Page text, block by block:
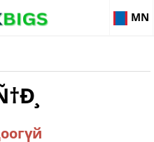
MN